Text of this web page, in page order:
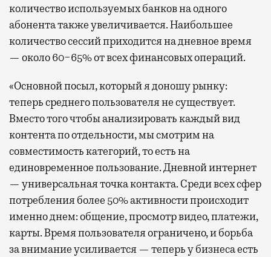
количество используемых банков на одного
абонента также увеличивается. Наибольшее
количество сессий приходится на дневное время
— около 60−65% от всех финансовых операций.
«Основной посыл, который я доношу рынку:
теперь среднего пользователя не существует.
Вместо того чтобы анализировать каждый вид
контента по отдельности, мы смотрим на
совместимость категорий, то есть на
единовременное пользование. Дневной интернет
— универсальная точка контакта. Среди всех сфер
потребления более 50% активности происходит
именно днем: общение, просмотр видео, платежи,
карты. Время пользователя ограничено, и борьба
за внимание усиливается — теперь у бизнеса есть